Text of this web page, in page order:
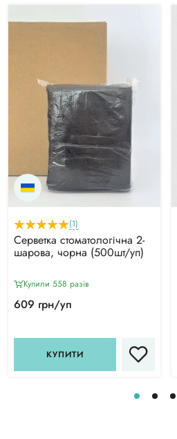
(1)
Серветка стоматологічна 2-
шарова, чорна (500шт/уп)
Купили 558 разiв
609 грн/уп
КУПИТИ